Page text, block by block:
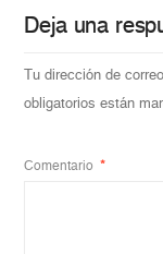
Deja una
Tu dirección de
obligatorios están
Comentario *